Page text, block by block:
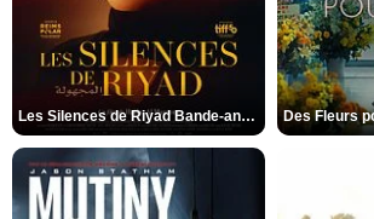
Les Silences de Riyad Bande-annonce VO STFR